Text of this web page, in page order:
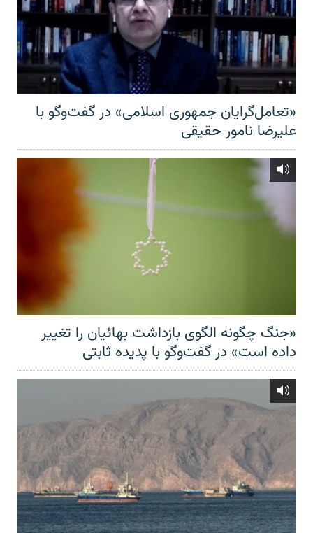
«تعامل‌گرایان جمهوری اسلامی» در گفت‌وگو با
علیرضا نامور حقیقی
«جنگ چگونه الگوی بازداشت بهائیان را تغییر
داده است» در گفت‌وگو با پدیده ثابتی